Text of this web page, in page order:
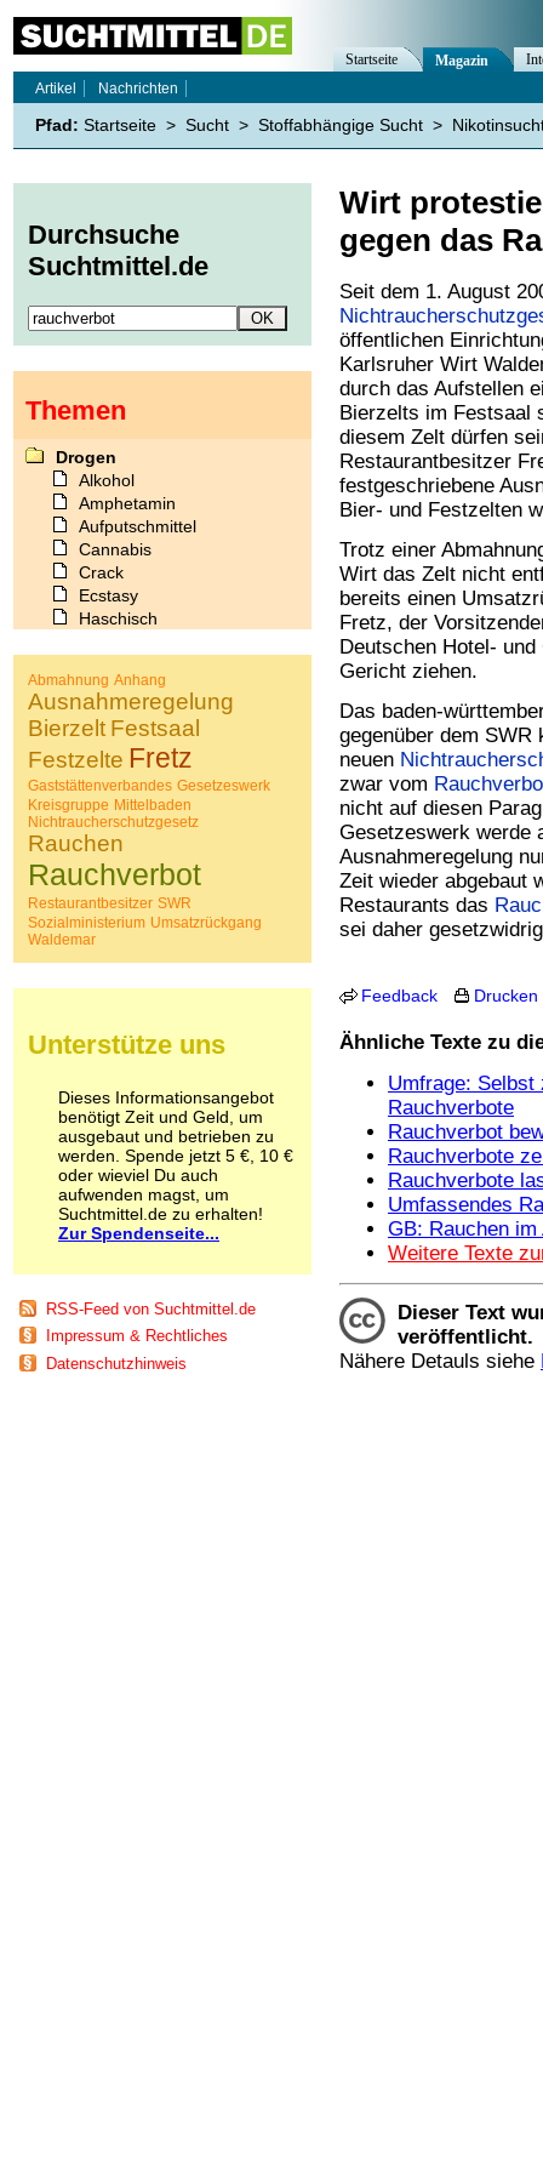
Wirt
gegen das
Seit dem 1. August
öffentlichen
Karlsruher Wirt
durch das Aufstellen
Bierzelts im Festsaal
diesem Zelt dürfen
Restaurantbesitzer
festgeschriebene
Bier- und Festzelten
Trotz einer
Wirt das Zelt nicht
bereits einen
Fretz, der
Deutschen Hotel-
Gericht ziehen.
Das baden-
gegenüber dem SWR
neuen
zwar vom
nicht auf diesen
Gesetzeswerk werde
Ausnahmeregelung
Zeit wieder abgebaut
Restaurants das
sei daher
Feedback Drucken
Ähnliche Texte zu
Umfrage: Selbst
Rauchverbote
Rauchverbot
Rauchverbote
Rauchverbote
Umfassendes
GB: Rauchen
Weitere Texte
Dieser Text
veröffentlicht.
Nähere Detauls siehe
Startseite Magazin
Artikel
Nachrichten
Pfad: Startseite > Sucht > Stoffabhängige Sucht >
Durchsuche
Suchtmittel.de
Themen
Drogen
Alkohol
Amphetamin
Aufputschmittel
Cannabis
Crack
Ecstasy
Haschisch
Koffein
Kokain
Lachgas
LSD
Marihuana
Medikamente
Meskalin
Metamphetamin
Methadon
Morphin
Muskatnuss
Nikotin
Opium
Pilze
Psychopharmaka
Schlafmittel
Schnüffelstoffe
Spice
Sucht / Süchte
Alkoholsucht
Arbeitssucht
Co-Abhängigkeit
Computersucht
Fernsehsucht
Fresssucht
Internetsucht
Abmahnung Anhang
Ausnahmeregelung
Bierzelt Festsaal
Festzelte Fretz
Gaststättenverbandes Gesetzeswerk
Kreisgruppe Mittelbaden
Nichtraucherschutzgesetz
Rauchen
Rauchverbot
Restaurantbesitzer SWR
Sozialministerium Umsatzrückgang
Waldemar
Unterstütze uns
Dieses Informationsangebot
benötigt Zeit und Geld, um
ausgebaut und betrieben zu
werden. Spende jetzt 5 €, 10 €
oder wieviel Du auch
aufwenden magst, um
Suchtmittel.de zu erhalten!
Zur Spendenseite...
RSS-Feed von Suchtmittel.de
Impressum & Rechtliches
Datenschutzhinweis